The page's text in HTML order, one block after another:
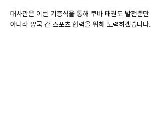
대사관은 이번 기증식을 통해 쿠바 태권도 발전뿐만
아니라 양국 간 스포츠 협력을 위해 노력하겠습니다.